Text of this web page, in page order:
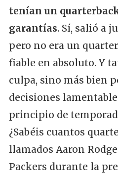
tenían un
garantías. Sí, salió a
pero no era un
fiable en absoluto. Y
culpa, sino más bien
decisiones
principio de
¿Sabéis cuantos
llamados Aaron
Packers durante la